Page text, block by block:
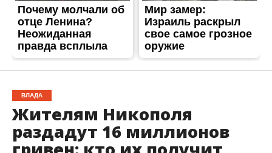
ВЛАДА
Жителям Никополя
раздадут 16 миллионов